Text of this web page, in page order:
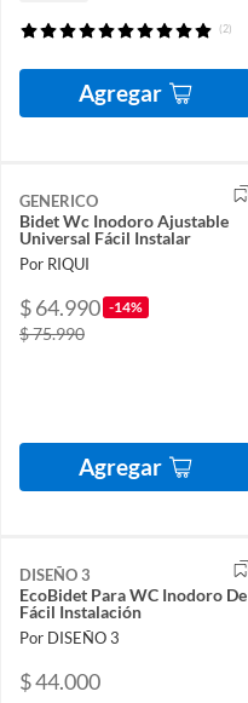
(2)
Agregar
GENERICO
Bidet Wc Inodoro Ajustable
Universal Fácil Instalar
Por RIQUI
$ 64.990 -14%
$ 75.990
Agregar
DISEÑO 3
EcoBidet Para WC Inodoro De
Fácil Instalación
Por DISEÑO 3
$ 44.000